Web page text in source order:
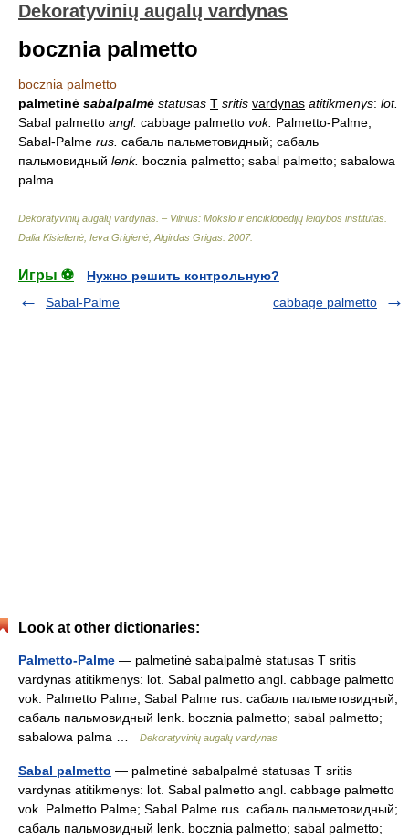
Dekoratyvinių augalų vardynas
bocznia palmetto
bocznia palmetto
palmetinė sabalpalmė statusas T sritis vardynas atitikmenys: lot.
Sabal palmetto angl. cabbage palmetto vok. Palmetto-Palme;
Sabal-Palme rus. сабаль пальметовидный; сабаль
пальмовидный lenk. bocznia palmetto; sabal palmetto; sabalowa
palma
Dekoratyvinių augalų vardynas. – Vilnius: Mokslo ir enciklopedijų leidybos institutas
Dalia Kisielienė, Ieva Grigienė, Algirdas Grigas 2007.
Игры ⚽
Нужно решить контрольную?
Sabal-Palme
cabbage palmetto
Look at other dictionaries:
Palmetto-Palme — palmetinė sabalpalmė statusas T sritis
vardynas atitikmenys: lot. Sabal palmetto angl. cabbage palmetto
vok. Palmetto Palme; Sabal Palme rus. сабаль пальметовидный;
сабаль пальмовидный lenk. bocznia palmetto; sabal palmetto;
sabalowa palma …
Dekoratyvinių augalų vardynas
Sabal palmetto — palmetinė sabalpalmė statusas T sritis
vardynas atitikmenys: lot. Sabal palmetto angl. cabbage palmetto
vok. Palmetto Palme; Sabal Palme rus. сабаль пальметовидный;
сабаль пальмовидный lenk. bocznia palmetto; sabal palmetto;